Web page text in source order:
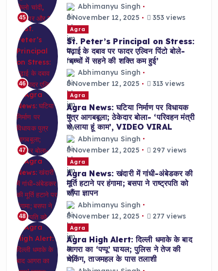
45
Abhimanyu Singh
November 12, 2025
353 views
46
Agra
St. Peter’s Principal on Stress:
पढ़ाई के दबाव पर फादर एल्विन पिंटो बोले-
‘बच्चों में सहने की शक्ति कम हुई’
Abhimanyu Singh
November 12, 2025
313 views
47
Agra
Agra News: घटिया निर्माण पर विधायक
पुत्र आगबबूला; ठेकेदार बोला- ‘परिवहन मंत्री
से लाया हूं काम’, VIDEO VIRAL
Abhimanyu Singh
November 12, 2025
297 views
48
Agra
Agra News: खंदारी में गांधी-अंबेडकर की
मूर्ति हटाने पर हंगामा; बसपा ने राष्ट्रपति को
सौंपा ज्ञापन
Abhimanyu Singh
November 12, 2025
277 views
Agra
Agra High Alert: दिल्ली धमाके के बाद
आगरा का ‘पप्पू’ घायल; पुलिस ने तेज की
चेकिंग, ताजमहल के पास तलाशी